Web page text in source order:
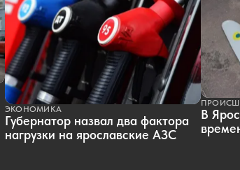
ЭКОНОМИКА
Губернатор назвал два фактора
нагрузки на ярославские АЗС
В